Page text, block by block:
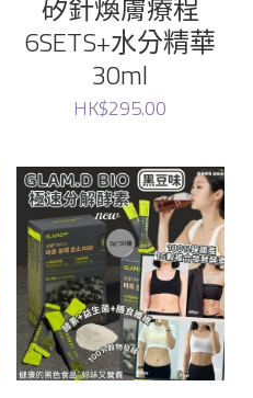
矽針煥膚療程
6SETS+水分精華
30ml
HK$295.00